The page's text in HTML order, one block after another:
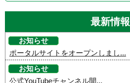
最新情報
お知らせ
ポータルサイトをオープンしまし...
お知らせ
公式YouTubeチャンネル開...